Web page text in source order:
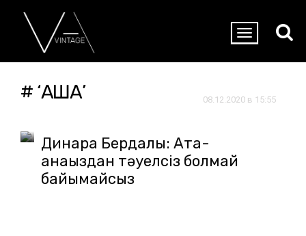
# ‘АҚША’ 08.12.2020 в 15:55
Динара Бердалы: Ата-
анаңыздан тәуелсіз болмай
байымайсыз